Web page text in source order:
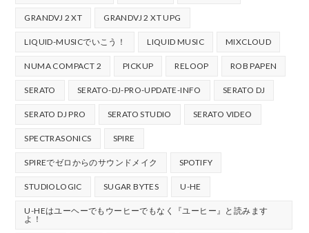
GRANDVJ 2 XT GRANDVJ 2 XT UPG
LIQUID-MUSICでいこう！ LIQUID MUSIC MIXCLOUD
NUMA COMPACT 2 PICKUP RELOOP ROB PAPEN
SERATO SERATO-DJ-PRO-UPDATE-INFO SERATO DJ
SERATO DJ PRO SERATO STUDIO SERATO VIDEO
SPECTRASONICS SPIRE
SPIREでゼロからのサウンドメイク SPOTIFY
STUDIOLOGIC SUGAR BYTES U-HE
U-HEはユーヘーでもウーヒーでもなく『ユーヒー』と読みます
よ！